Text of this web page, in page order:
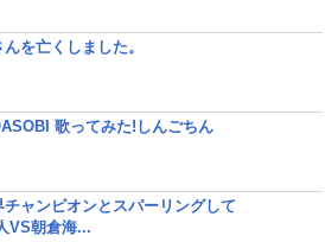
んを亡くしました。
歌ってみた!しんごちん
ャンピオンとスパーリングして
VS朝倉海...